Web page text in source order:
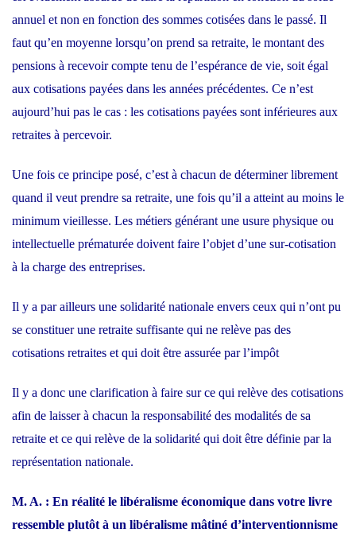
annuel et non en fonction des sommes cotisées dans le passé. Il
faut qu’en moyenne lorsqu’on prend sa retraite, le montant des
pensions à recevoir compte tenu de l’espérance de vie, soit égal
aux cotisations payées dans les années précédentes. Ce n’est
aujourd’hui pas le cas : les cotisations payées sont inférieures aux
retraites à percevoir.
Une fois ce principe posé, c’est à chacun de déterminer librement
quand il veut prendre sa retraite, une fois qu’il a atteint au moins le
minimum vieillesse. Les métiers générant une usure physique ou
intellectuelle prématurée doivent faire l’objet d’une sur-cotisation
à la charge des entreprises.
Il y a par ailleurs une solidarité nationale envers ceux qui n’ont pu
se constituer une retraite suffisante qui ne relève pas des
cotisations retraites et qui doit être assurée par l’impôt
Il y a donc une clarification à faire sur ce qui relève des cotisations
afin de laisser à chacun la responsabilité des modalités de sa
retraite et ce qui relève de la solidarité qui doit être définie par la
représentation nationale.
M. A. : En réalité le libéralisme économique dans votre livre
ressemble plutôt à un libéralisme mâtiné d’interventionnisme